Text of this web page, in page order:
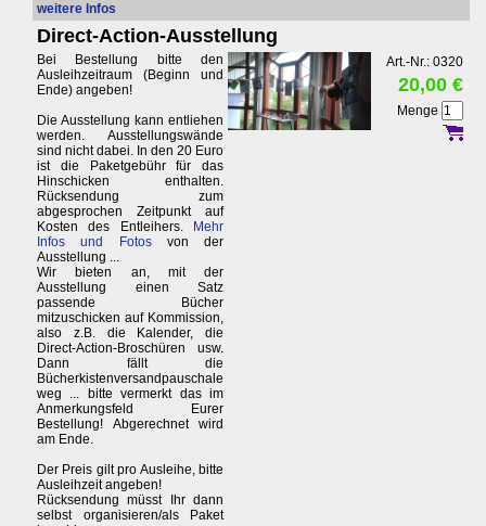
weitere Infos
Direct-Action-Ausstellung
Bei Bestellung bitte den
Ausleihzeitraum (Beginn und
Ende) angeben!
Die Ausstellung kann entliehen
werden. Ausstellungswände
sind nicht dabei. In den 20 Euro
ist die Paketgebühr für das
Hinschicken enthalten.
Rücksendung zum
abgesprochen Zeitpunkt auf
Kosten des Entleihers.
Mehr
Infos und Fotosvon der
Ausstellung ...
Wir bieten an, mit der
Ausstellung einen Satz
passende Bücher
mitzuschicken auf Kommission,
also z.B. die Kalender, die
Direct-Action-Broschüren usw.
Dann fällt die
Bücherkistenversandpauschale
weg ... bitte vermerkt das im
Anmerkungsfeld Eurer
Bestellung! Abgerechnet wird
am Ende.
Der Preis gilt pro Ausleihe, bitte
Ausleihzeit angeben!
Rücksendung müsst Ihr dann
selbst organisieren/als Paket
Art.-Nr.: 0320
20,00 €
Menge